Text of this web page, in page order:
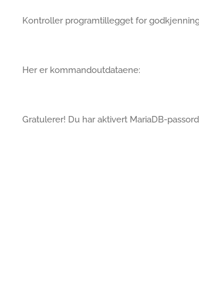
Kontroller programtillegget for
Her er kommandoutdataene:
Gratulerer! Du har aktivert MariaDB-